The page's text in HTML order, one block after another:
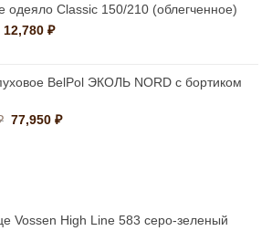
10,242 ₽.
одеяло Classic 150/210 (облегченное)
Первоначальная
14,200 ₽.
12,780₽Текущая
BelPol ЭКОЛЬ NORD с бортиком
Первоначальная
77,950₽Текущая
Vossen High Line 583 серо-зеленый